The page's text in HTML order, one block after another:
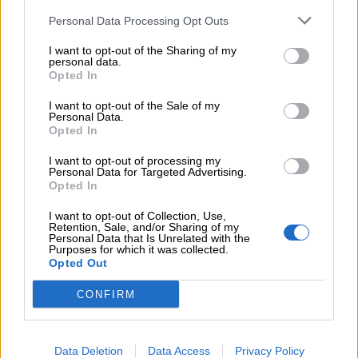
If you wish to opt-out of the sale, sharing to third parties, or
section to confirm your selection. Please note that after your
Personal Data Processing Opt Outs
I want to opt-out of the Sharing of my
personal data.
Opted In
I want to opt-out of the Sale of my
Personal Data.
Opted In
I want to opt-out of processing my
Personal Data for Targeted Advertising.
Opted In
I want to opt-out of Collection, Use,
Retention, Sale, and/or Sharing of my
Personal Data that Is Unrelated with the
Purposes for which it was collected.
Opted Out
CONFIRM
Data Deletion Data Access Privacy Policy
Il mare non è sempre stato salato:
condensazione del vapore acqueo presente
nell’atmosfera, erano composti d’acqua dolce. Il
sale è arrivato poco alla volta, trasportato dai
fiumi.
L’acqua del mare si può bere:grazie ad
apparecchiature speciali, è possibile eliminare il
Questi impianti, tuttavia, sono molto costosi ed